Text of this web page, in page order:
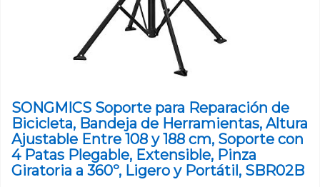
SONGMICS Soporte para Reparación de
Bicicleta, Bandeja de Herramientas, Altura
Ajustable Entre 108 y 188 cm, Soporte con
4 Patas Plegable, Extensible, Pinza
Giratoria a 360º, Ligero y Portátil, SBR02B